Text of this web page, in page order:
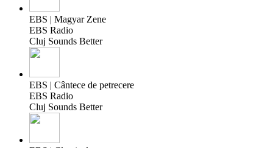
EBS | Magyar Zene
EBS Radio
Cluj Sounds Better
EBS | Cântece de petrecere
EBS Radio
Cluj Sounds Better